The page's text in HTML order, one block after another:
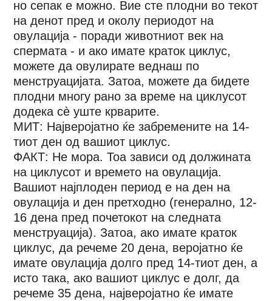
но сепак е можно. Вие сте плодни во текот
на денот пред и околу периодот на
овулација - поради животниот век на
спермата - и ако имате краток циклус,
можете да овулирате веднаш по
менструацијата. Затоа, можете да бидете
плодни многу рано за време на циклусот
додека сè уште крварите.
МИТ: Најверојатно ќе забремените на 14-
тиот ден од вашиот циклус.
ФАКТ: Не мора. Тоа зависи од должината
на циклусот и времето на овулација.
Вашиот најплоден период е на ден на
овулација и ден претходно (генерално, 12-
16 дена пред почетокот на следната
менструација). Затоа, ако имате краток
циклус, да речеме 20 дена, веројатно ќе
имате овулација долго пред 14-тиот ден, а
исто така, ако вашиот циклус е долг, да
речеме 35 дена, најверојатно ќе имате